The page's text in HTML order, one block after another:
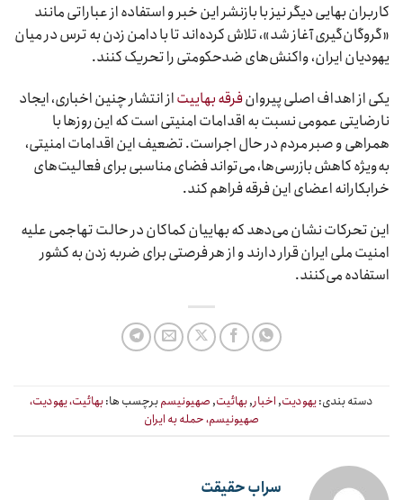
کاربران بهایی دیگر نیز با بازنشر این خبر و استفاده از عباراتی مانند
«گروگان‌گیری آغاز شد»، تلاش کرده‌اند تا با دامن زدن به ترس در میان
یهودیان ایران، واکنش‌های ضدحکومتی را تحریک کنند.
یکی از اهداف اصلی پیروانفرقه بهاییتاز انتشار چنین اخباری، ایجاد
نارضایتی عمومی نسبت به اقدامات امنیتی است که این روزها با
همراهی و صبر مردم در حال اجراست. تضعیف این اقدامات امنیتی،
به‌ویژه کاهش بازرسی‌ها، می‌تواند فضای مناسبی برای فعالیت‌های
خرابکارانه اعضای این فرقه فراهم کند.
این تحرکات نشان می‌دهد که بهاییان کماکان در حالت تهاجمی علیه
امنیت ملی ایران قرار دارند و از هر فرصتی برای ضربه زدن به کشور
استفاده می‌کنند.
دسته بندی:یهودیت,اخبار,بهائیت,صهیونیسمبرچسب ها:بهائیت، یهودیت،
صهیونیسم، حمله به ایران
سراب حقیقت